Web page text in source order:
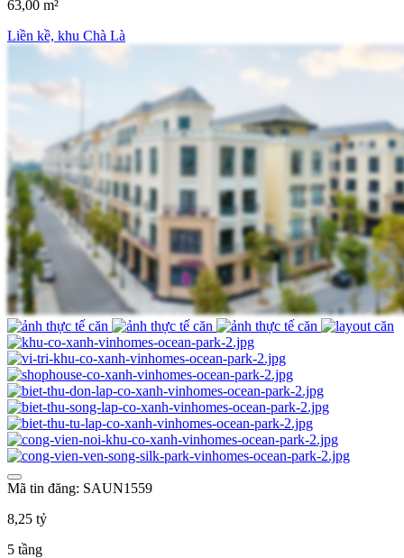
63,00 m²
Liền kề, khu Chà Là
Mã tin đăng: SAUN1559
8,25 tỷ
5 tầng